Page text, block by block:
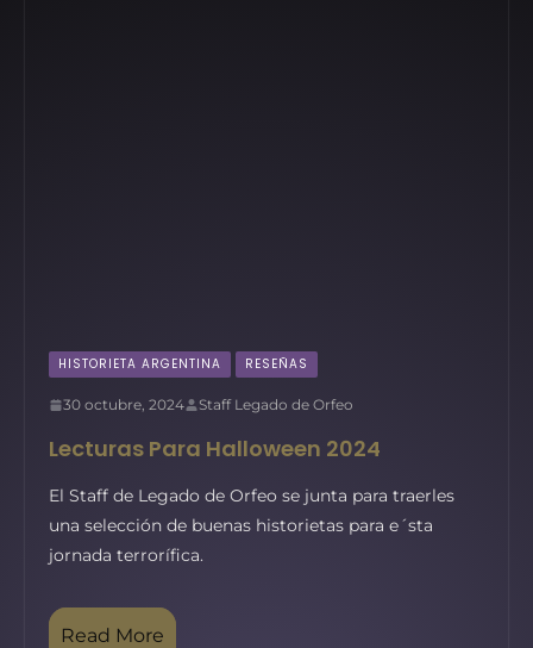
HISTORIETA ARGENTINA RESEÑAS
30 octubre, 2024 Staff Legado de Orfeo
Lecturas Para Halloween 2024
El Staff de Legado de Orfeo se junta para traerles
una selección de buenas historietas para e´sta
jornada terrorífica.
Read More